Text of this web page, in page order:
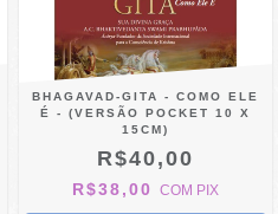
BHAGAVAD-GITA - COMO ELE
É - (VERSÃO POCKET 10 X
15CM)
R$40,00
R$38,00 COM PIX